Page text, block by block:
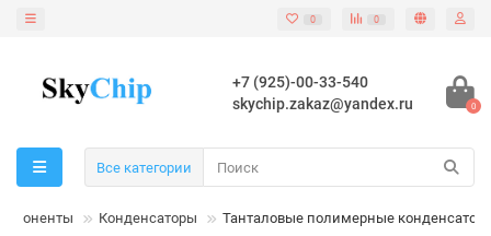
0 0
+7 (925)-00-33-540
skychip.zakaz@yandex.ru
0
Все категории
Конденсаторы Танталовые полимерные